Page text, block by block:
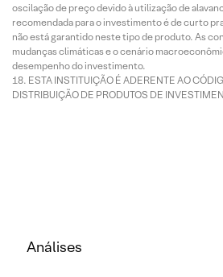
oscilação de preço devido à utilização de
recomendada para o investimento é de curto
não está garantido neste tipo de produto. As
mudanças climáticas e o cenário
desempenho do investimento.
ESTA INSTITUIÇÃO É ADERENTE AO
DISTRIBUIÇÃO DE PRODUTOS DE
Análises